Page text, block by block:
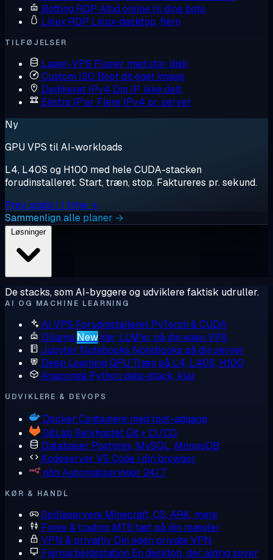
Botting RDP Altid online til dine bots
Linux RDP Linux-desktop, fjern
TILFØJELSER
Lager-VPS Planer med stor disk
Custom ISO Boot dit eget image
Dedikeret IPv4 Din IP, ikke delt
Ekstra IP'er Flere IPv4 pr. server
Ny
GPU VPS til AI-workloads
L4, L40S og H100 med hele CUDA-stacken
forudinstalleret. Start, træn, stop. Faktureres pr. sekund.
Prøv gratis i 1 time →
Sammenlign alle planer →
Løsninger
De stacks, som AI-byggere og udviklere faktisk udruller.
AI OG MACHINE LEARNING
AI VPS Forudinstalleret PyTorch & CUDA
Ollama New Kør LLM'er på din egen VPS
Jupyter Notebooks Notebooks på din server
Deep Learning GPU Træn på L4, L40S, H100
Anaconda Python data-stack, klar
UDVIKLERE & DEVOPS
Docker Containere med root-adgang
GitLab Selvhostet Git + CI/CD
Databaser Postgres, MySQL, MongoDB
Kodeserver VS Code i din browser
n8n Automatiseringer 24/7
KØR & HANDL
Spilleservere Minecraft, CS, ARK, mere
Forex & trading MT5 tæt på din mægler
VPN & privatliv Din egen private VPN
Fjernarbejdsstation En desktop, der aldrig sover